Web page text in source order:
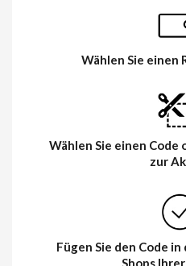
Wählen Sie einen
Wählen Sie einen Code
zur
Fügen Sie den Code
Shops